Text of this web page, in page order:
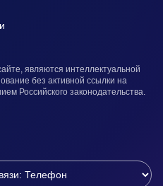
являются интеллектуальной
без активной ссылки на
Российского законодательства.